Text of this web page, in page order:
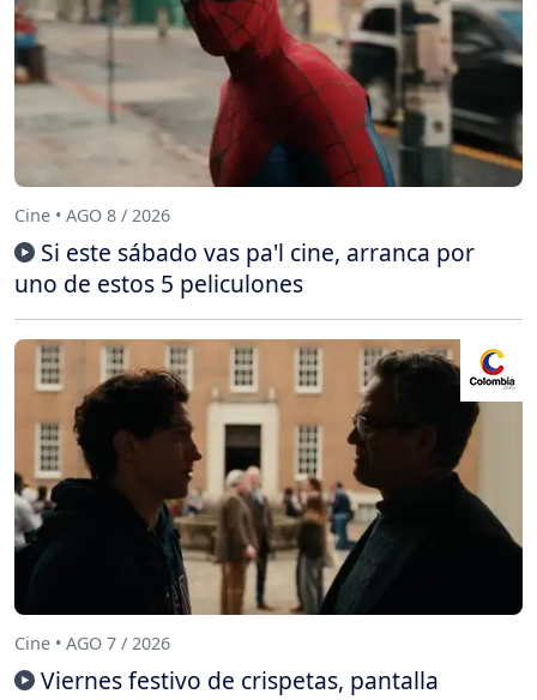
Cine • AGO 8 / 2026
Si este sábado vas pa'l cine, arranca por
uno de estos 5 peliculones
Cine • AGO 7 / 2026
Viernes festivo de crispetas, pantalla